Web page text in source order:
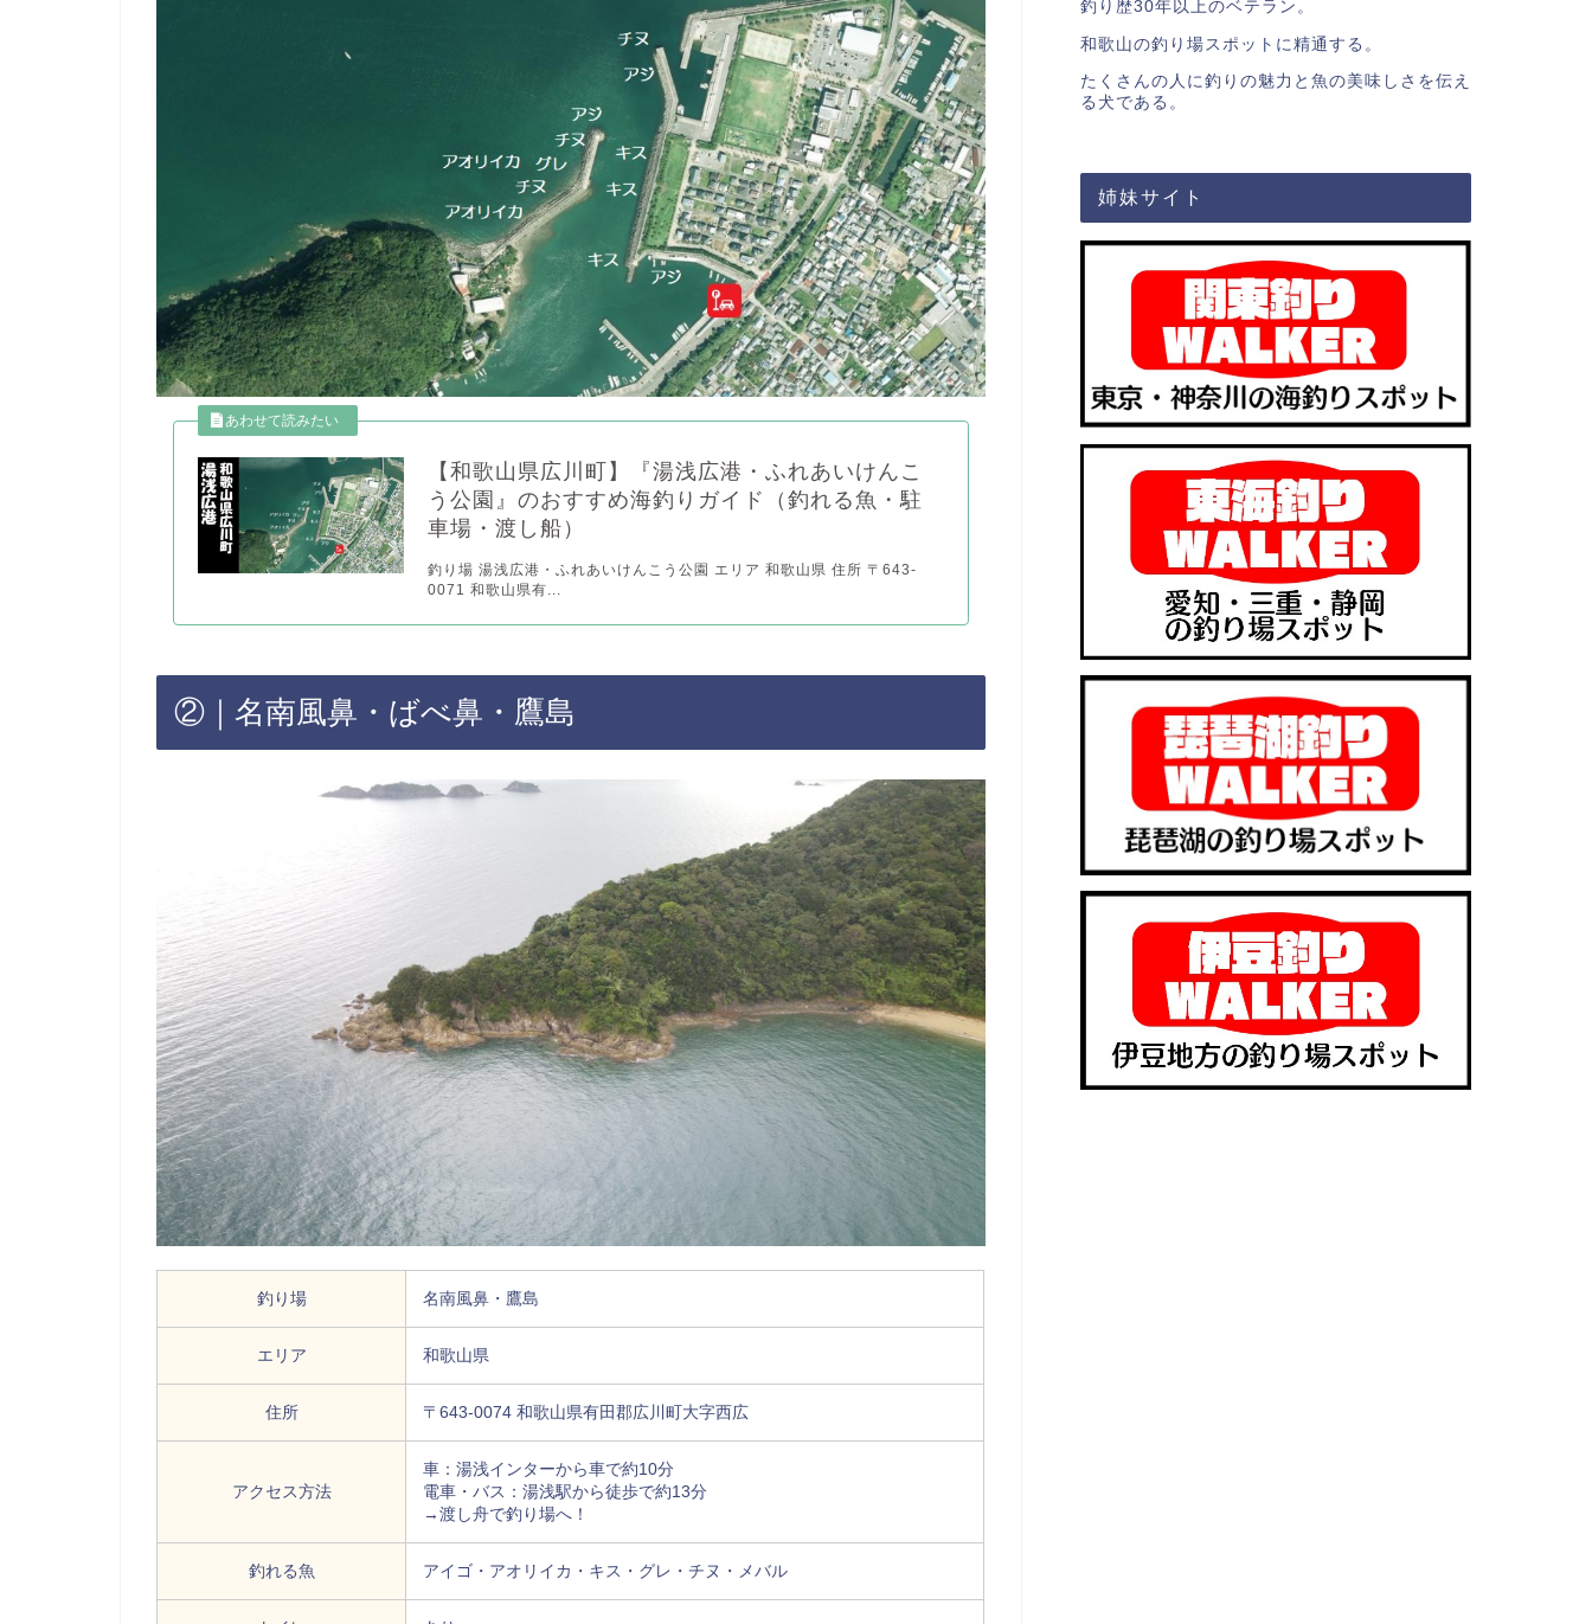
【和歌山県広川町】『湯浅広港・ふれあいけんこ
う公園』のおすすめ海釣りガイド（釣れる魚・駐
車場・渡し船）
釣り場 湯浅広港・ふれあいけんこう公園 エリア 和歌山県 住所 〒643-
0071 和歌山県有...
②｜名南風鼻・ばべ鼻・鷹島
釣り場 名南風鼻・鷹島
エリア 和歌山県
住所 〒643-0074 和歌山県有田郡広川町大字西広
アクセス方法
車：湯浅インターから車で約10分
電車・バス：湯浅駅から徒歩で約13分
→渡し舟で釣り場へ！
釣れる魚 アイゴ・アオリイカ・キス・グレ・チヌ・メバル
釣り歴30年以上のベテラン。
和歌山の釣り場スポットに精通する。
たくさんの人に釣りの魅力と魚の美味しさを伝え
る犬である。
姉妹サイト